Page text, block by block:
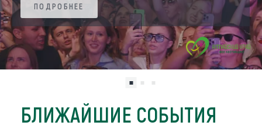
Где остановиться
Где поесть
Карта
Что привезти (сувениры)
ПОДРОБНЕЕ
ПОДРОБНЕЕ
БЛИЖАЙШИЕ СОБЫТИЯ